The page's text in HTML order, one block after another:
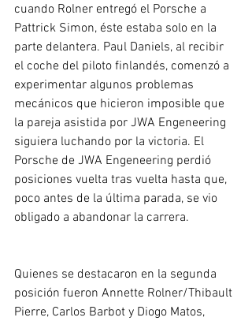
cuando Rolner entregó el Porsche a
Pattrick Simon, éste estaba solo en la
parte delantera. Paul Daniels, al recibir
el coche del piloto finlandés, comenzó a
experimentar algunos problemas
mecánicos que hicieron imposible que
la pareja asistida por JWA Engeneering
siguiera luchando por la victoria. El
Porsche de JWA Engeneering perdió
posiciones vuelta tras vuelta hasta que,
poco antes de la última parada, se vio
obligado a abandonar la carrera.
Quienes se destacaron en la segunda
posición fueron Annette Rolner/Thibault
Pierre, Carlos Barbot y Diogo Matos,